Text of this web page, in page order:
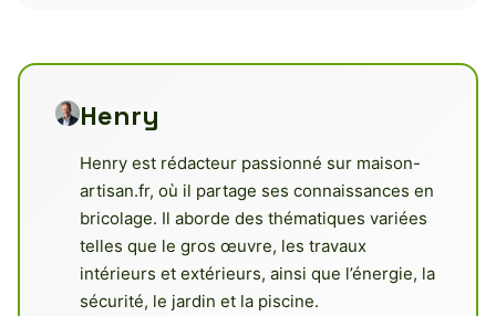
Henry
Henry est rédacteur passionné sur maison-
artisan.fr, où il partage ses connaissances en
bricolage. Il aborde des thématiques variées
telles que le gros œuvre, les travaux
intérieurs et extérieurs, ainsi que l’énergie, la
sécurité, le jardin et la piscine.